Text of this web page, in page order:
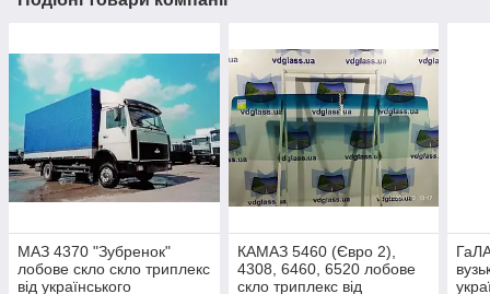
МАЗ 4370 "Зубренок"
лобове скло скло триплекс
від українського
КАМАЗ 5460 (Євро 2),
4308, 6460, 6520 лобове
скло триплекс від